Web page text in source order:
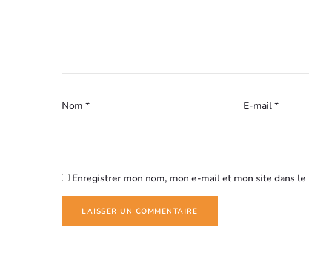
Nom * E-mail*
Enregistrer mon nom, mon e-mail et mon site dans